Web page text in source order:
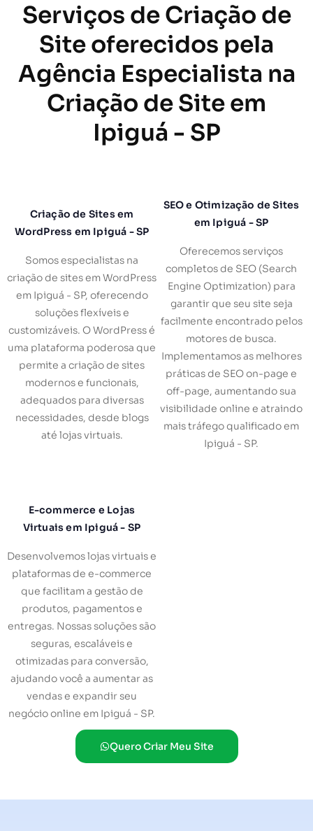
Serviços de Criação de
Site oferecidos pela
Agência Especialista na
Criação de Site em
Ipiguá - SP
Criação de Sites em
WordPress em Ipiguá - SP
Somos especialistas na
criação de sites em WordPress
em Ipiguá - SP, oferecendo
soluções flexíveis e
customizáveis. O WordPress é
uma plataforma poderosa que
permite a criação de sites
modernos e funcionais,
adequados para diversas
necessidades, desde blogs
até lojas virtuais.
SEO e Otimização de Sites
em Ipiguá - SP
Oferecemos serviços
completos de SEO (Search
Engine Optimization) para
garantir que seu site seja
facilmente encontrado pelos
motores de busca.
Implementamos as melhores
práticas de SEO on-page e
off-page, aumentando sua
visibilidade online e atraindo
mais tráfego qualificado em
Ipiguá - SP.
E-commerce e Lojas
Virtuais em Ipiguá - SP
Desenvolvemos lojas virtuais e
plataformas de e-commerce
que facilitam a gestão de
produtos, pagamentos e
entregas. Nossas soluções são
seguras, escaláveis e
otimizadas para conversão,
ajudando você a aumentar as
vendas e expandir seu
negócio online em Ipiguá - SP.
Quero Criar Meu Site